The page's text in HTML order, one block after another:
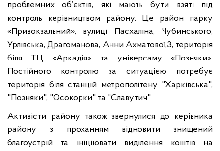
проблемних об’єктів, які мають бути взяті під
контроль керівництвом району. Це район парку
«Привокзальний», вулиці Пасхаліна, Чубинського,
Урлівська, Драгоманова, Анни Ахматової,3, територія
біля ТЦ «Аркадія» та універсаму «Позняки».
Постійного контролю за ситуацією потребує
територія біля станцій метрополітену "Харківська",
"Позняки", "Осокорки" та "Славутич".
Активісти району також звернулися до керівника
району з проханням відновити знищений
благоустрій та ініціювати виділення коштів на